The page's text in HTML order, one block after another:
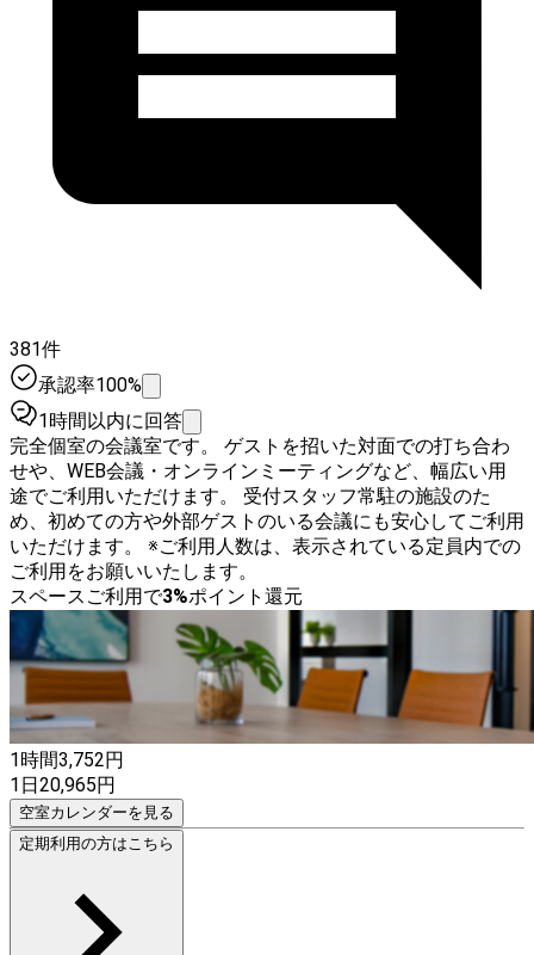
381件
承認率100%
1時間以内に回答
完全個室の会議室です。 ゲストを招いた対面での打ち合わ
せや、WEB会議・オンラインミーティングなど、幅広い用
途でご利用いただけます。 受付スタッフ常駐の施設のた
め、初めての方や外部ゲストのいる会議にも安心してご利用
いただけます。 ※ご利用人数は、表示されている定員内での
ご利用をお願いいたします。
スペースご利用で3%ポイント還元
1時間3,752円
1日20,965円
空室カレンダーを見る
定期利用の方はこちら